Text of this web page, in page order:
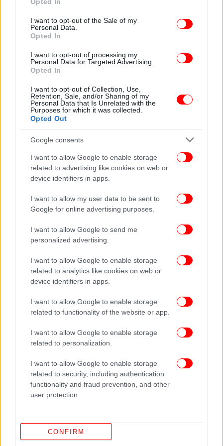
use your data for below specified purposes in below Google
consent section.
I want to opt-out of the Sale of my
Personal Data.
Opted In
I want to opt-out of processing my
Personal Data for Targeted Advertising.
Opted In
I want to opt-out of Collection, Use,
Retention, Sale, and/or Sharing of my
Personal Data that Is Unrelated with the
Purposes for which it was collected.
Opted Out
Google consents
I want to allow Google to enable storage
related to advertising like cookies on web or
device identifiers in apps.
I want to allow my user data to be sent to
Google for online advertising purposes.
I want to allow Google to send me
personalized advertising.
I want to allow Google to enable storage
related to analytics like cookies on web or
device identifiers in apps.
I want to allow Google to enable storage
related to functionality of the website or app.
I want to allow Google to enable storage
related to personalization.
I want to allow Google to enable storage
related to security, including authentication
functionality and fraud prevention, and other
user protection.
CONFIRM
ΠΕΡΙΣΣΟΤΕΡΑ ΒΙΝΤΕΟ
Ακολουθήστε το στο Google News
και μάθετε
πρώτοι όλες τις ειδήσεις
Δείτε όλες τις τελευταίεςΕιδήσειςαπό την Ελλάδα και τον Κόσμο,
ΔΙΑΒΑΣΤΕ ΠΕΡΙΣΣΟΤΕΡΑ ΒΕΝΕΖΟΥΈΛΑ
ΕΛΛΗΝΙΚΉ ΚΟΙΝΌΤΗΤΑ
ΣΕΙΣΜΌΣ